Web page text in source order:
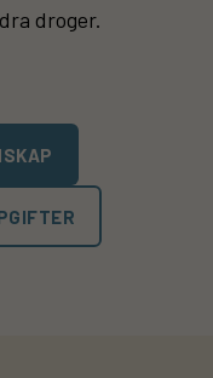
droger.